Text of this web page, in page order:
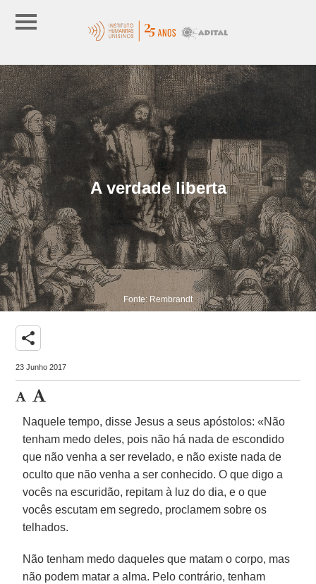
A verdade liberta
Fonte: Rembrandt
share
23 Junho 2017
Naquele tempo, disse Jesus a seus apóstolos: «Não
tenham medo deles, pois não há nada de escondido
que não venha a ser revelado, e não existe nada de
oculto que não venha a ser conhecido. O que digo a
vocês na escuridão, repitam à luz do dia, e o que
vocês escutam em segredo, proclamem sobre os
telhados.
Não tenham medo daqueles que matam o corpo, mas
não podem matar a alma. Pelo contrário, tenham